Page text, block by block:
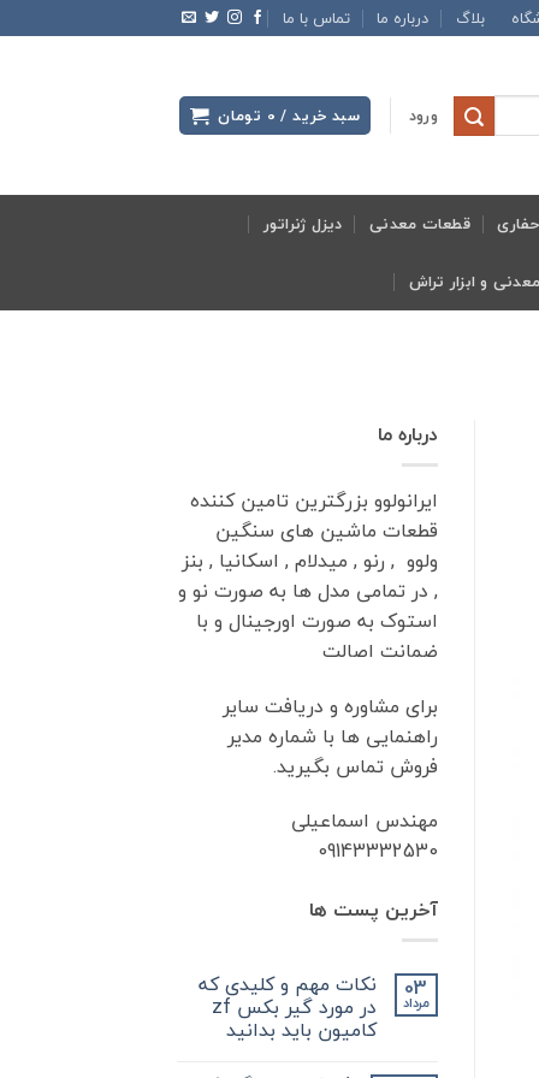
بلاگ درباره ما تماس با ما
ورود سبد خرید / 0 تومان
قطعات معدنی دیزل ژنراتور
درباره ما
ایرانولوو بزرگترین تامین کننده
قطعات ماشین های سنگین
ولوو , رنو , میدلام , اسکانیا , بنز
, در تمامی مدل ها به صورت نو و
استوک به صورت اورجینال و با
ضمانت اصالت
برای مشاوره و دریافت سایر
راهنمایی ها با شماره مدیر
فروش تماس بگیرید.
مهندس اسماعیلی
09143332530
آخرین پست ها
03
مرداد
نکات مهم و کلیدی که
در مورد گیر بکس zf
کامیون باید بدانید
دیدگاهی